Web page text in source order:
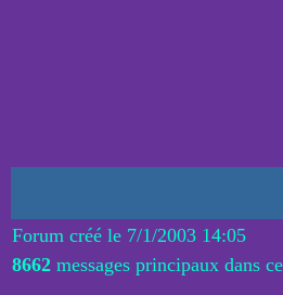
Forum créé le 7/1/2003 14:05
8662 messages principaux dans